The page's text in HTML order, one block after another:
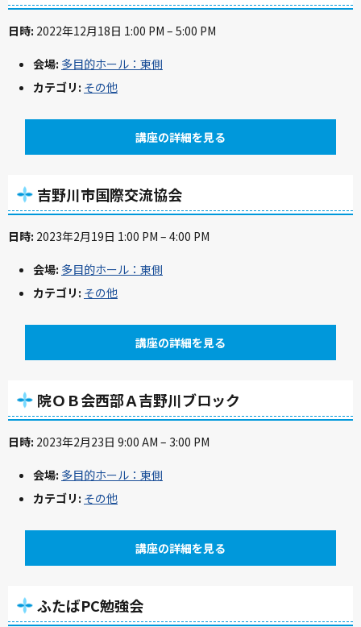
日時: 2022年12月18日 1:00 PM – 5:00 PM
会場: 多目的ホール：東側
カテゴリ: その他
講座の詳細を見る
吉野川市国際交流協会
日時: 2023年2月19日 1:00 PM – 4:00 PM
会場: 多目的ホール：東側
カテゴリ: その他
講座の詳細を見る
院ＯＢ会西部Ａ吉野川ブロック
日時: 2023年2月23日 9:00 AM – 3:00 PM
会場: 多目的ホール：東側
カテゴリ: その他
講座の詳細を見る
ふたばPC勉強会